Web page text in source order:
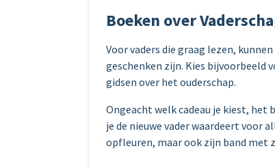
Boeken over
Voor vaders die graag lezen,
geschenken zijn. Kies bijvoorbeeld
gidsen over het ouderschap.
Ongeacht welk cadeau je kiest,
je de nieuwe vader waardeert voor
opfleuren, maar ook zijn band met